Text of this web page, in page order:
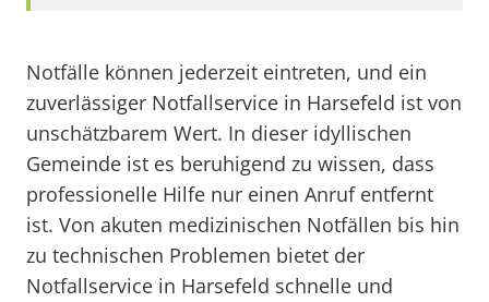
Notfälle können jederzeit eintreten, und ein
zuverlässiger Notfallservice in Harsefeld ist von
unschätzbarem Wert. In dieser idyllischen
Gemeinde ist es beruhigend zu wissen, dass
professionelle Hilfe nur einen Anruf entfernt
ist. Von akuten medizinischen Notfällen bis hin
zu technischen Problemen bietet der
Notfallservice in Harsefeld schnelle und